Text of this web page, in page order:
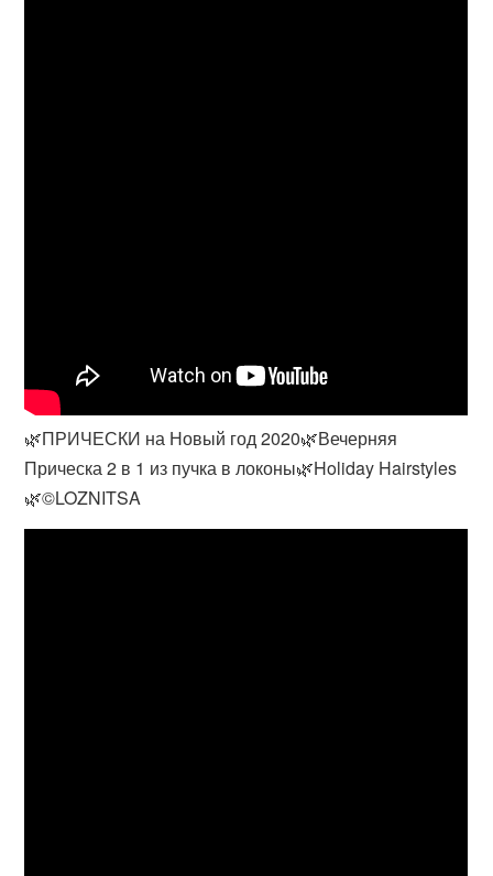
🌿ПРИЧЕСКИ на Новый год 2020🌿Вечерняя
Прическа 2 в 1 из пучка в локоны🌿Holiday Hairstyles
🌿©LOZNITSA